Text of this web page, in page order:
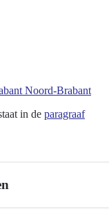
Noord-Brabant
in de paragraaf